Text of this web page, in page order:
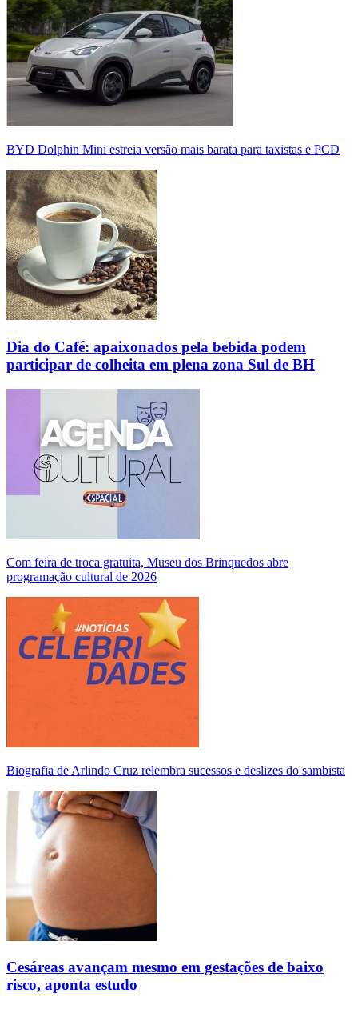
BYD Dolphin Mini estreia versão mais barata para taxistas e PCD
Dia do Café: apaixonados pela bebida podem
participar de colheita em plena zona Sul de BH
Com feira de troca gratuita, Museu dos Brinquedos abre
programação cultural de 2026
Biografia de Arlindo Cruz relembra sucessos e deslizes do sambista
Cesáreas avançam mesmo em gestações de baixo
risco, aponta estudo